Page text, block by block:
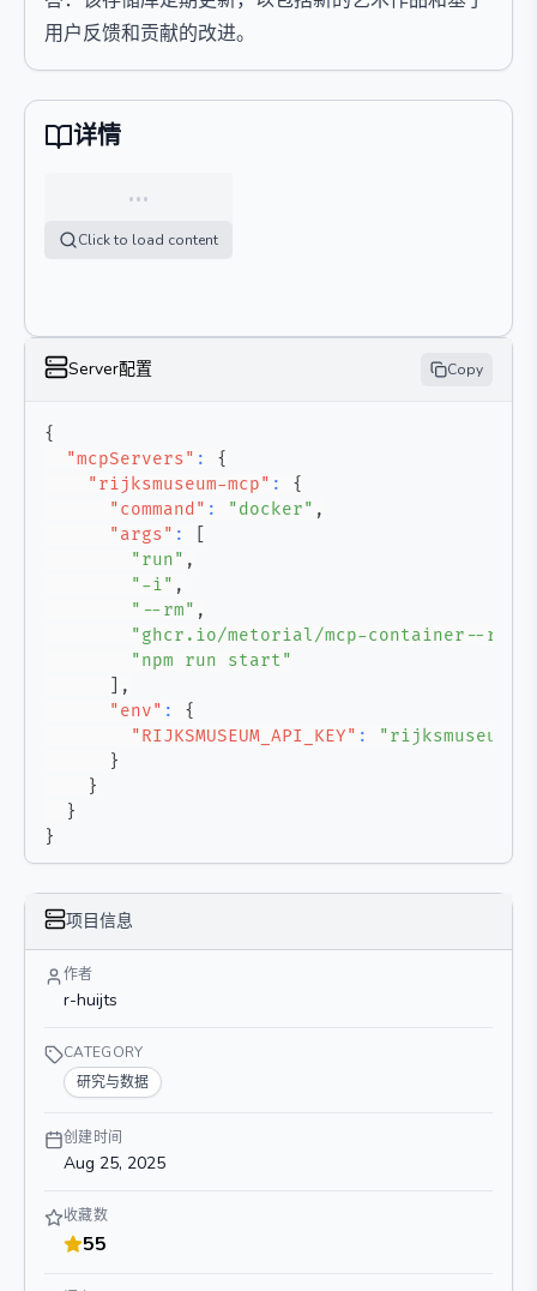
用户反馈和贡献的改进。
详情
…
Click to load content
Server配置 Copy
{
"mcpServers" :
{
"rijksmuseum-mcp" :
{
"command" : "docker" ,
"args" :
"run" ,
"-i" ,
"--rm" ,
"ghcr.io/metorial/mcp-container--r-
"npm run start"
,
"env" :
{
"RIJKSMUSEUM_API_KEY" :
"rijksmuseum-
}
}
}
}
项目信息
作者
r-huijts
CATEGORY
研究与数据
创建时间
Aug 25, 2025
收藏数
55